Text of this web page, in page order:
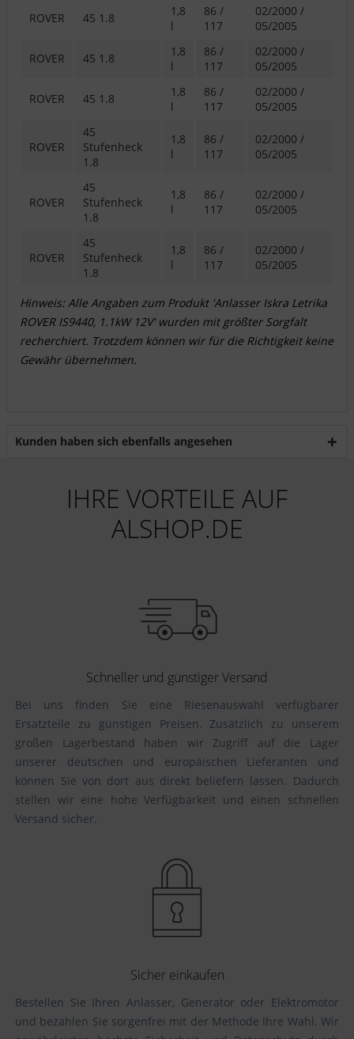
ROVER 45 1.8
1,8
l
86 /
117
02/2000 /
05/2005
ROVER 45 1.8
1,8
l
86 /
117
02/2000 /
05/2005
ROVER 45 1.8
1,8
l
86 /
117
02/2000 /
05/2005
ROVER
45
Stufenheck
1.8
1,8
l
86 /
117
02/2000 /
05/2005
ROVER
45
Stufenheck
1.8
1,8
l
86 /
117
02/2000 /
05/2005
ROVER
45
Stufenheck
1.8
1,8
l
86 /
117
02/2000 /
05/2005
Hinweis: Alle Angaben zum Produkt 'Anlasser Iskra Letrika
ROVER IS9440, 1.1kW 12V' wurden mit größter Sorgfalt
recherchiert. Trotzdem können wir für die Richtigkeit keine
Gewähr übernehmen.
Kunden haben sich ebenfalls angesehen
IHRE VORTEILE AUF
ALSHOP.DE
Schneller und günstiger Versand
Bei uns finden Sie eine Riesenauswahl verfügbarer
Ersatzteile zu günstigen Preisen. Zusätzlich zu unserem
großen Lagerbestand haben wir Zugriff auf die Lager
unserer deutschen und europäischen Lieferanten und
können Sie von dort aus direkt beliefern lassen. Dadurch
stellen wir eine hohe Verfügbarkeit und einen schnellen
Versand sicher.
Sicher einkaufen
Bestellen Sie Ihren Anlasser, Generator oder Elektromotor
und bezahlen Sie sorgenfrei mit der Methode Ihre Wahl. Wir